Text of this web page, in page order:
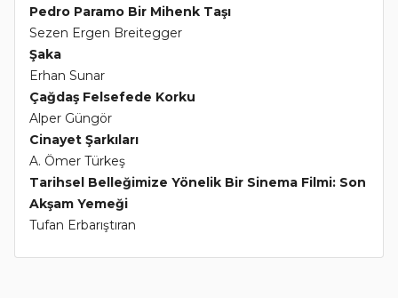
Pedro Paramo Bir Mihenk Taşı
Sezen Ergen Breitegger
Şaka
Erhan Sunar
Çağdaş Felsefede Korku
Alper Güngör
Cinayet Şarkıları
A. Ömer Türkeş
Tarihsel Belleğimize Yönelik Bir Sinema Filmi: Son
Akşam Yemeği
Tufan Erbarıştıran